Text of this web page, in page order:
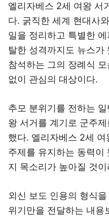
엘리자베스 2세 여왕 서
다. 굵직한 세계 현대사
일을 정리하고 특별한
탈한 성격까지도 뉴스가
참석하는 그의 장례식
없이 관심의 대상이다.
추모 분위기를 전하는
왕 서거를 계기로 군주
했다. 엘리자베스 2세
주제를 유지하는 동력이
지 목소리가 높아질 것
외신 보도 인용의 형식
위기만을 전달하는 내용